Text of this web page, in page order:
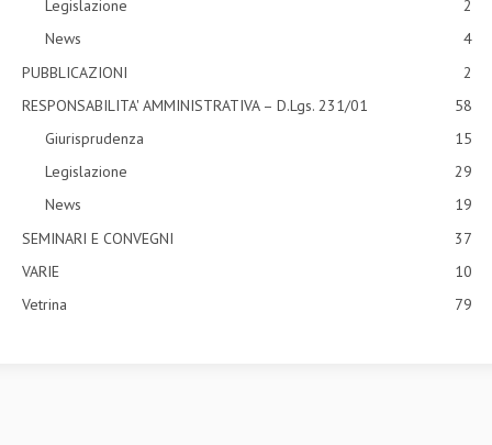
Legislazione
2
News
4
PUBBLICAZIONI
2
RESPONSABILITA' AMMINISTRATIVA – D.Lgs. 231/01
58
Giurisprudenza
15
Legislazione
29
News
19
SEMINARI E CONVEGNI
37
VARIE
10
Vetrina
79